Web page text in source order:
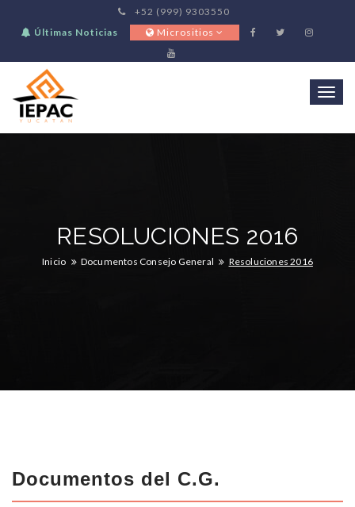
+52 (999) 9303550
Últimas Noticias
Micrositios
RESOLUCIONES 2016
Inicio Documentos Consejo General Resoluciones 2016
Documentos del C.G.